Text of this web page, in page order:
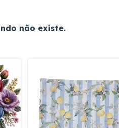
não existe.